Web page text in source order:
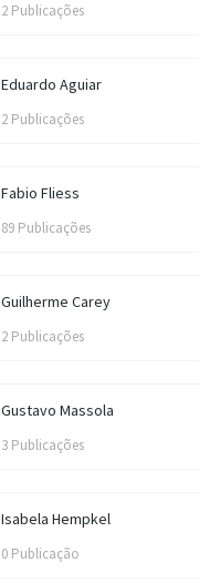
2 Publicações
Eduardo Aguiar
2 Publicações
Fabio Fliess
89 Publicações
Guilherme Carey
2 Publicações
Gustavo Massola
3 Publicações
Isabela Hempkel
0 Publicação